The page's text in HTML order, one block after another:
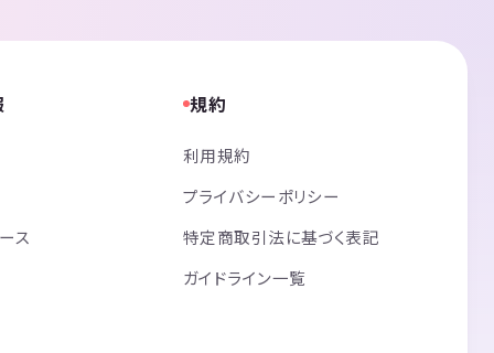
ス
規約
利用規約
プライバシーポリシー
特定商取引法に基づく表記
ガイドライン一覧